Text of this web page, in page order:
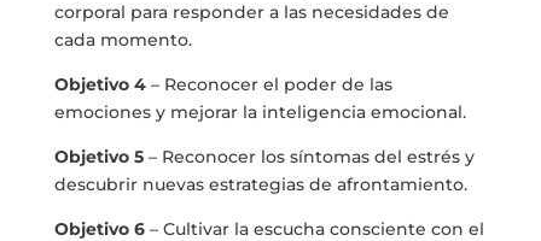
corporal para responder a las necesidades de
cada momento.
Objetivo 4– Reconocer el poder de las
emociones y mejorar la inteligencia emocional.
Objetivo 5– Reconocer los síntomas del estrés y
descubrir nuevas estrategias de afrontamiento.
Objetivo 6– Cultivar la escucha consciente con el